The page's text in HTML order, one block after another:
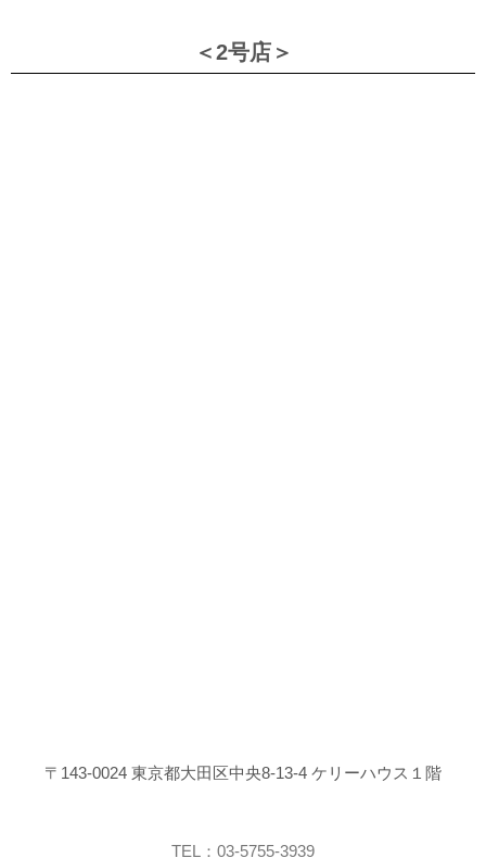
＜2号店＞
〒143-0024 東京都大田区中央8-13-4 ケリーハウス１階
TEL：03-5755-3939